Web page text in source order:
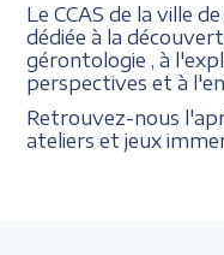
Le CCAS de la ville
dédiée à la
gérontologie , à
perspectives et à
Retrouvez-nous
ateliers et jeux